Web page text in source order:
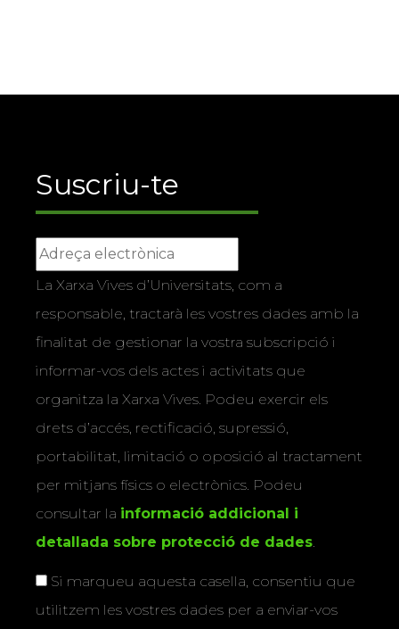
Suscriu-te
La Xarxa Vives d’Universitats, com a
responsable, tractarà les vostres dades amb la
finalitat de gestionar la vostra subscripció i
informar-vos dels actes i activitats que
organitza la Xarxa Vives. Podeu exercir els
drets d’accés, rectificació, supressió,
portabilitat, limitació o oposició al tractament
per mitjans físics o electrònics. Podeu
consultar la informació addicional i
detallada sobre protecció de dades.
Si marqueu aquesta casella, consentiu que
utilitzem les vostres dades per a enviar-vos